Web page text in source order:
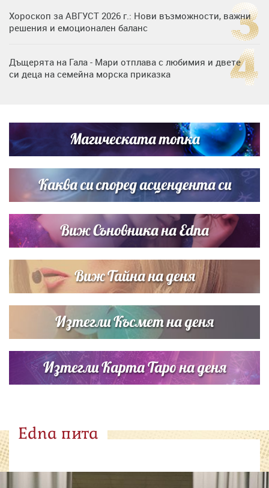
Хороскоп за АВГУСТ 2026 г.: Нови възможности, важни
решения и емоционален баланс
Дъщерята на Гала - Мари отплава с любимия и двете
си деца на семейна морска приказка
Димов издадоха своето любимо място
Дъщерята на Тодор Батков вдигна сватба, Стоичков и
Братя Аргирови я изненадаха с песен
Магическата топка
Каква си според асцендента си
Виж Съновника на Edna
Виж Тайна на деня
Изтегли Късмет на деня
Изтегли Карта Таро на деня
Edna пита